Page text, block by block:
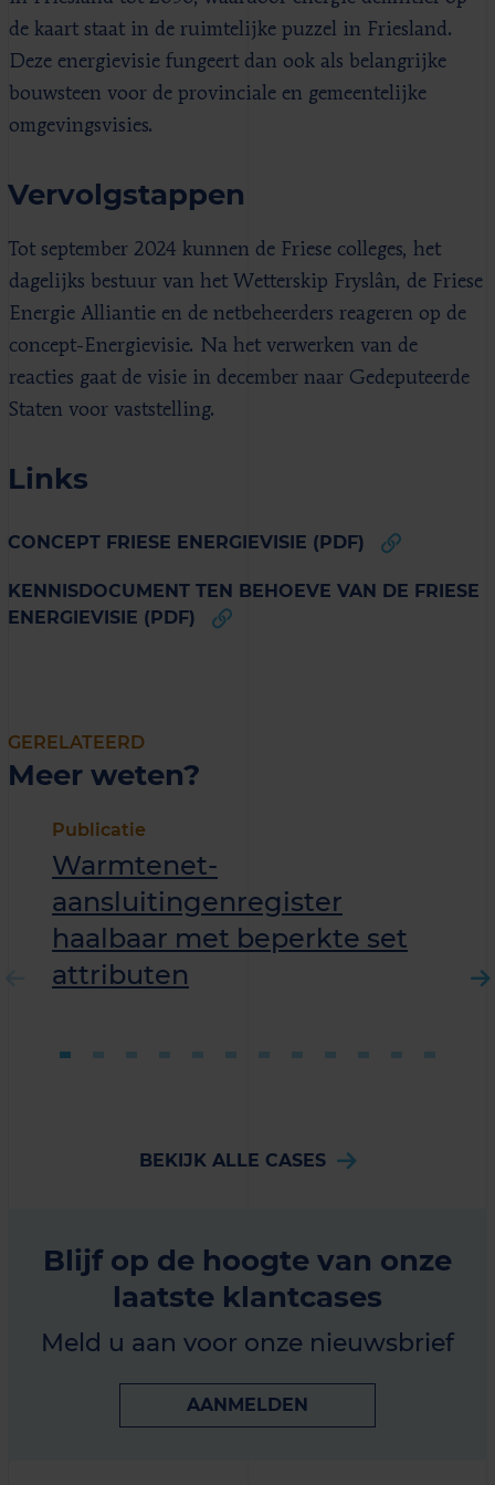
de kaart staat in de ruimtelijke puzzel in Friesland.
Deze energievisie fungeert dan ook als belangrijke
bouwsteen voor de provinciale en gemeentelijke
omgevingsvisies.
Vervolgstappen
Tot september 2024 kunnen de Friese colleges, het
dagelijks bestuur van het Wetterskip Fryslân, de Friese
Energie Alliantie en de netbeheerders reageren op de
concept-Energievisie. Na het verwerken van de
reacties gaat de visie in december naar Gedeputeerde
Staten voor vaststelling.
Links
CONCEPT FRIESE ENERGIEVISIE (PDF)
KENNISDOCUMENT TEN BEHOEVE VAN DE FRIESE
ENERGIEVISIE (PDF)
GERELATEERD
Meer weten?
Publicatie
Warmtenet­
aansluitingenregister
haalbaar met beperkte set
attributen
BEKIJK ALLE CASES
Blijf op de hoogte van onze
laatste klantcases
Meld u aan voor onze nieuwsbrief
AANMELDEN